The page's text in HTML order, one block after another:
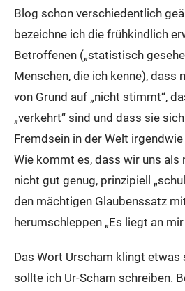
Blog schon verschiedentlich
bezeichne ich die frühkindlich
Betroffenen („statistisch
Menschen, die ich kenne), dass
von Grund auf „nicht stimmt“,
„verkehrt“ sind und dass sie
Fremdsein in der Welt
Wie kommt es, dass wir uns als
nicht gut genug, prinzipiell
den mächtigen Glaubenssatz
herumschleppen „Es liegt an mir
Das Wort Urscham klingt etwas
sollte ich Ur-Scham schreiben.